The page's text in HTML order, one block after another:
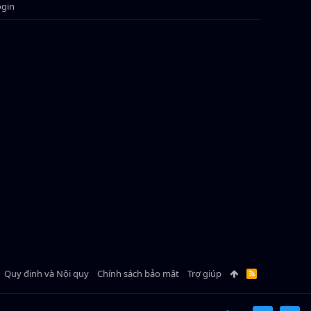
Quy định và Nội quy Chính sách bảo mật Trợ giúp
R
S